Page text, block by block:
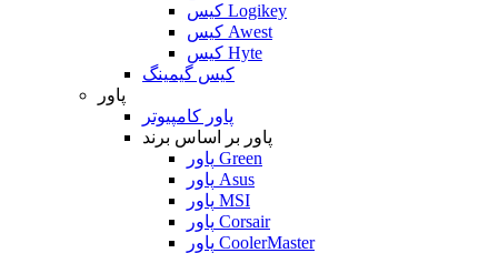
کیس Logikey
کیس Awest
کیس Hyte
کیس گیمینگ
پاور
پاور کامپیوتر
پاور بر اساس برند
پاور Green
پاور Asus
پاور MSI
پاور Corsair
پاور CoolerMaster